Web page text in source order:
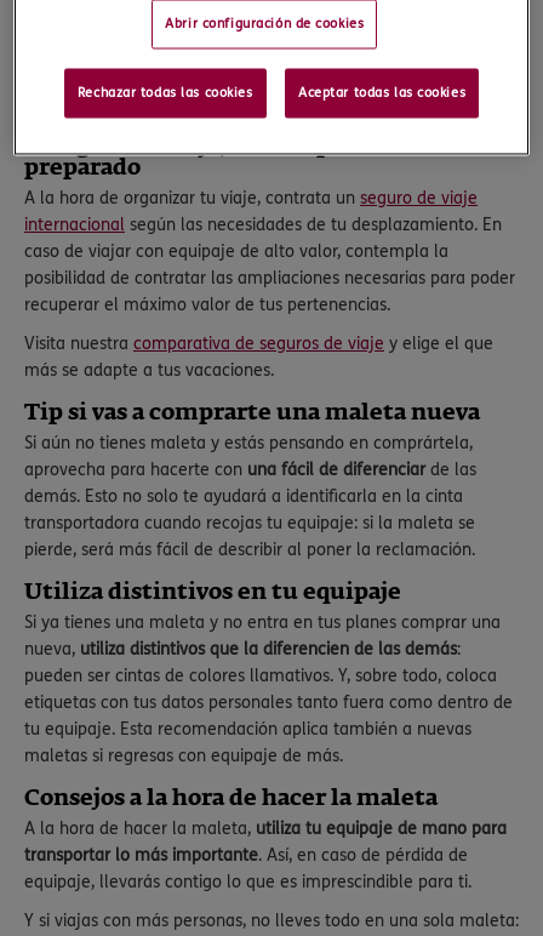
La pérdida de nuestras maletas es algo que en la mayoría de
los casos escapa a nuestro control. No obstante, con el fin de
minimizar al máximo la pérdida de tu equipaje, el viajero puede
seguir las siguientes recomendaciones.
preparado
A la hora de organizar tu viaje, contrata un seguro de viaje
internacional según las necesidades de tu desplazamiento. En
caso de viajar con equipaje de alto valor, contempla la
posibilidad de contratar las ampliaciones necesarias para poder
recuperar el máximo valor de tus pertenencias.
Visita nuestra comparativa de seguros de viaje y elige el que
más se adapte a tus vacaciones.
Tip si vas a comprarte una maleta nueva
Si aún no tienes maleta y estás pensando en comprártela,
aprovecha para hacerte con una fácil de diferenciarde las
demás. Esto no solo te ayudará a identificarla en la cinta
transportadora cuando recojas tu equipaje: si la maleta se
pierde, será más fácil de describir al poner la reclamación.
Utiliza distintivos en tu equipaje
Si ya tienes una maleta y no entra en tus planes comprar una
nueva, utiliza distintivos que la diferencien de las demás:
pueden ser cintas de colores llamativos. Y, sobre todo, coloca
etiquetas con tus datos personales tanto fuera como dentro de
tu equipaje. Esta recomendación aplica también a nuevas
maletas si regresas con equipaje de más.
Consejos a la hora de hacer la maleta
A la hora de hacer la maleta, utiliza tu equipaje de mano para
transportar lo más importante. Así, en caso de pérdida de
equipaje, llevarás contigo lo que es imprescindible para ti.
Y si viajas con más personas, no lleves todo en una sola maleta:
Abrir configuración de cookies
Rechazar todas las cookies Aceptar todas las cookies